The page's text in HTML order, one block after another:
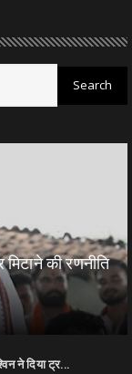
की रणनीति
ने दिया ट्र...